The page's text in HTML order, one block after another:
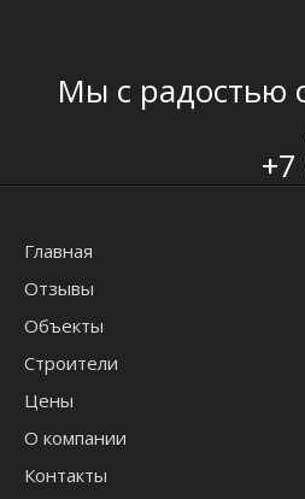
Мы с радостью
Главная
Отзывы
Объекты
Строители
Цены
О компании
Контакты